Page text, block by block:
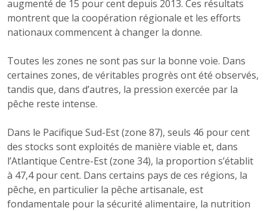
augmenté de 15 pour cent depuis 2013. Ces résultats
montrent que la coopération régionale et les efforts
nationaux commencent à changer la donne.
Toutes les zones ne sont pas sur la bonne voie. Dans
certaines zones, de véritables progrès ont été observés,
tandis que, dans d’autres, la pression exercée par la
pêche reste intense.
Dans le Pacifique Sud-Est (zone 87), seuls 46 pour cent
des stocks sont exploités de manière viable et, dans
l’Atlantique Centre-Est (zone 34), la proportion s’établit
à 47,4 pour cent. Dans certains pays de ces régions, la
pêche, en particulier la pêche artisanale, est
fondamentale pour la sécurité alimentaire, la nutrition